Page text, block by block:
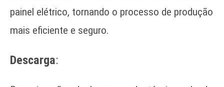
painel elétrico, tornando o processo de produção
mais eficiente e seguro.
Descarga: